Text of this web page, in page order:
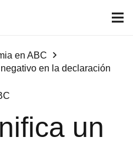
en ABC
en la declaración
un